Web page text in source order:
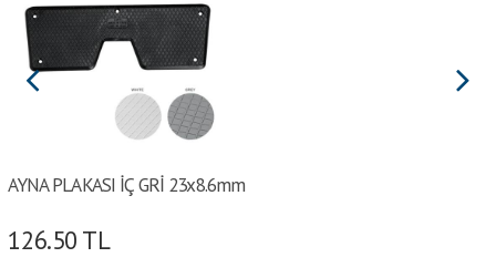
AYNA PLAKASI İÇ GRİ 23x8.6mm
126.50 TL